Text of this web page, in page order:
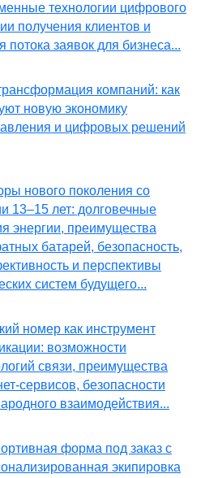
технологии цифрового
получения клиентов и
потока заявок для бизнеса...
компаний: как
новую экономику
и цифровых решений
нового поколения со
13–15 лет: долговечные
энергии, преимущества
батарей, безопасность,
и перспективы
систем будущего...
номер как инструмент
возможности
связи, преимущества
сервисов, безопасности
взаимодействия...
форма под заказ с
экипировка